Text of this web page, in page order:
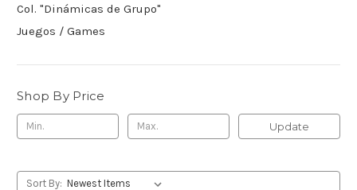
Col. "Dinámicas de Grupo"
Juegos / Games
Shop By Price
Update
Sort By: